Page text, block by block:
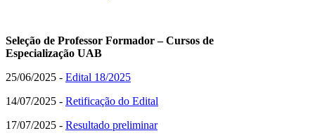
Seleção de Professor Formador–Cursos de
Especialização UAB
25/06/2025 - Edital 18/2025
14/07/2025 - Retificação do Edital
17/07/2025 - Resultado preliminar